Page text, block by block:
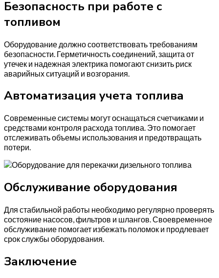
Безопасность при работе с
топливом
Оборудование должно соответствовать требованиям
безопасности. Герметичность соединений, защита от
утечек и надежная электрика помогают снизить риск
аварийных ситуаций и возгорания.
Автоматизация учета топлива
Современные системы могут оснащаться счетчиками и
средствами контроля расхода топлива. Это помогает
отслеживать объемы использования и предотвращать
потери.
Обслуживание оборудования
Для стабильной работы необходимо регулярно проверять
состояние насосов, фильтров и шлангов. Своевременное
обслуживание помогает избежать поломок и продлевает
срок службы оборудования.
Заключение